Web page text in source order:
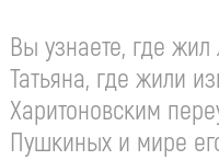
Вы узнаете, где
Татьяна, где жили
Харитоновским
Пушкиных и мире